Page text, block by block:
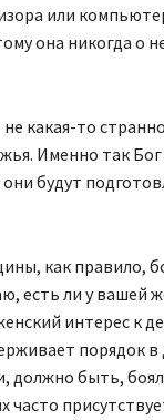
или
она никогда о
какая-то
Именно так
будут
как правило,
есть ли у вашей
интерес к
порядок в
быть,
часто